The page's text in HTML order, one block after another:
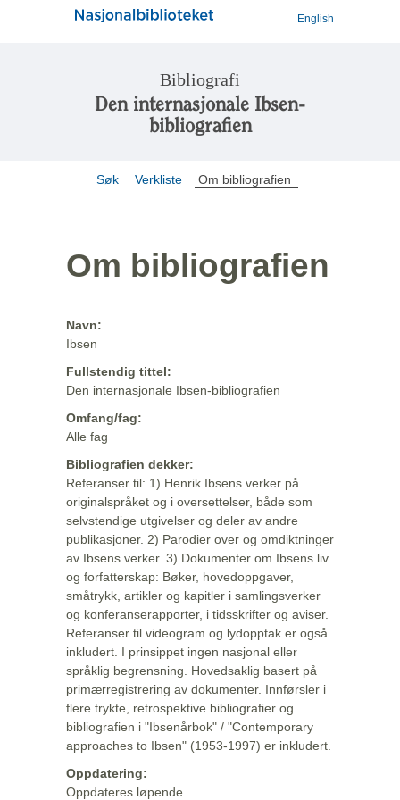
English
Bibliografi
Den internasjonale Ibsen-
bibliografien
Søk Verkliste Om bibliografien
Om bibliografien
Navn:
Ibsen
Fullstendig tittel:
Den internasjonale Ibsen-bibliografien
Omfang/fag:
Alle fag
Bibliografien dekker:
Referanser til: 1) Henrik Ibsens verker på
originalspråket og i oversettelser, både som
selvstendige utgivelser og deler av andre
publikasjoner. 2) Parodier over og omdiktninger
av Ibsens verker. 3) Dokumenter om Ibsens liv
og forfatterskap: Bøker, hovedoppgaver,
småtrykk, artikler og kapitler i samlingsverker
og konferanserapporter, i tidsskrifter og aviser.
Referanser til videogram og lydopptak er også
inkludert. I prinsippet ingen nasjonal eller
språklig begrensning. Hovedsaklig basert på
primærregistrering av dokumenter. Innførsler i
flere trykte, retrospektive bibliografier og
bibliografien i "Ibsenårbok" / "Contemporary
approaches to Ibsen" (1953-1997) er inkludert.
Oppdatering:
Oppdateres løpende